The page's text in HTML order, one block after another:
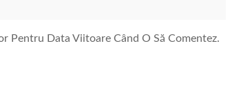
Pentru Data Viitoare Când O Să Comentez.